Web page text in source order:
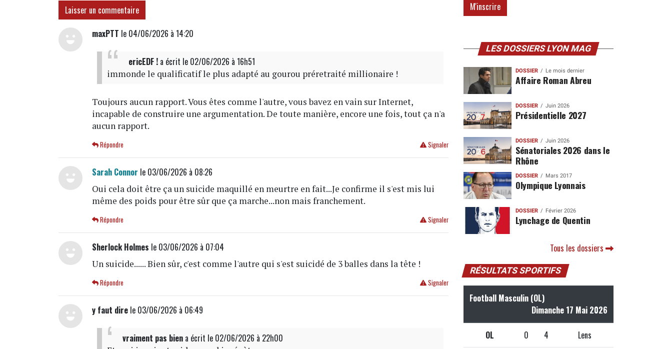
Laisser un commentaire
maxPTT le 04/06/2026 à 14:20
ericEDF ! a écrit le 02/06/2026 à 16h51
immonde le qualificatif le plus adapté au gourou préretraité millionaire !
Toujours aucun rapport. Vous êtes comme l'autre, vous bavez en vain sur Internet,
incapable de construire une argumentation. De toute manière, encore une fois, tout ça n'a
aucun rapport.
Signaler
Répondre
Sarah Connor le 03/06/2026 à 08:26
Oui cela doit être ça un suicide maquillé en meurtre en fait...Je confirme il s'est mis lui
même des poids pour être sûr que ça marche...non mais franchement.
Signaler
Répondre
Sherlock Holmes le 03/06/2026 à 07:04
Un suicide...... Bien sûr, c'est comme l'autre qui s'est suicidé de 3 balles dans la tête !
Signaler
Répondre
y faut dire le 03/06/2026 à 06:49
vraiment pas bien a écrit le 02/06/2026 à 22h00
LES DOSSIERS LYON MAG
DOSSIER Le mois dernier
Affaire Roman Abreu
DOSSIER Juin 2026
Présidentielle 2027
DOSSIER Juin 2026
Sénatoriales 2026 dans le
Rhône
DOSSIER Mars 2017
Olympique Lyonnais
DOSSIER Février 2026
Lynchage de Quentin
Tous les dossiers
RÉSULTATS SPORTIFS
Football Masculin (OL)
Dimanche 17 Mai 2026
OL 0 4 Lens